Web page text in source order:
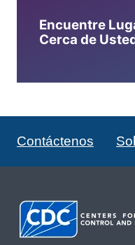
Encuentre
Cerca de
Contáctenos